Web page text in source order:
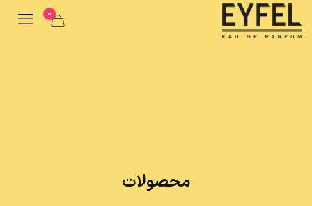
0
محصولات